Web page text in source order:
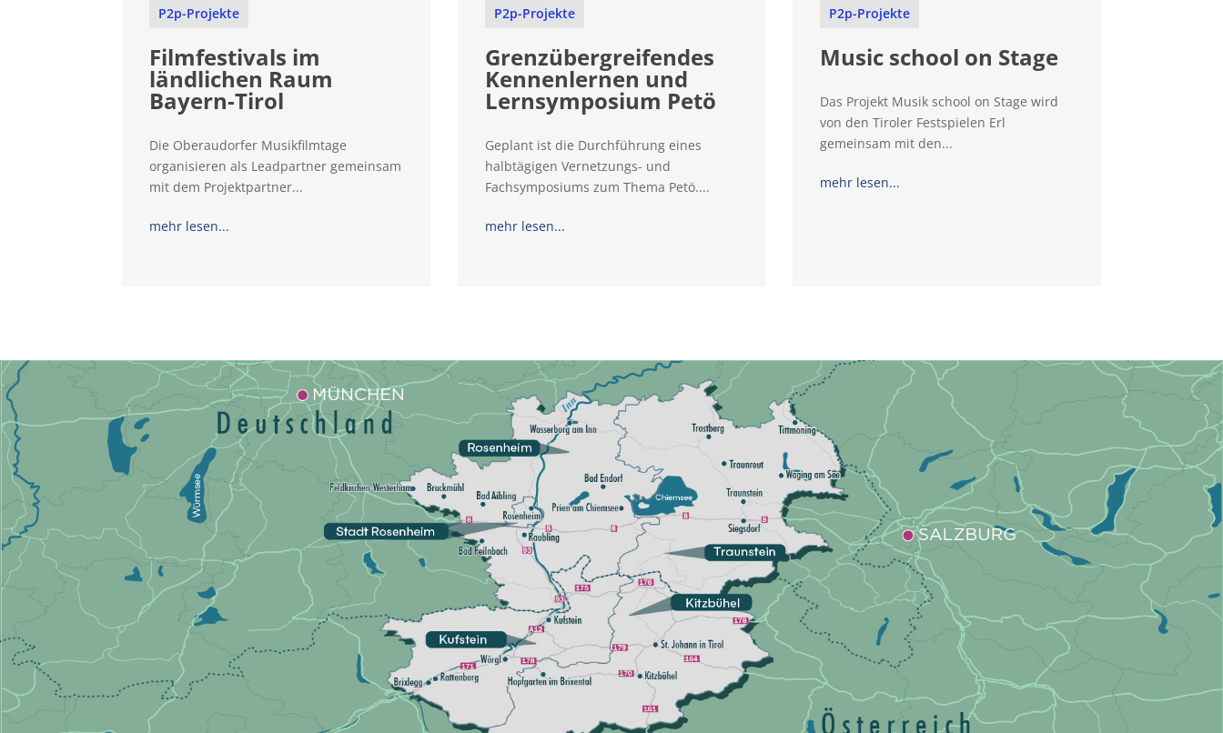
P2p-Projekte
Filmfestivals im
ländlichen Raum
Bayern-Tirol
Die Oberaudorfer Musikfilmtage
organisieren als Leadpartner gemeinsam
mit dem Projektpartner...
mehr lesen...
P2p-Projekte
Grenzübergreifendes
Kennenlernen und
Lernsymposium Petö
Geplant ist die Durchführung eines
halbtägigen Vernetzungs- und
Fachsymposiums zum Thema Petö....
mehr lesen...
P2p-Projekte
Music school on Stage
Das Projekt Musik school on Stage wird
von den Tiroler Festspielen Erl
gemeinsam mit den...
mehr lesen...